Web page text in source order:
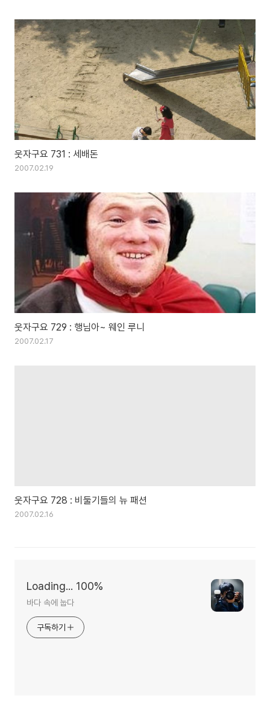
웃자구요 731 : 세배돈
2007.02.19
웃자구요 729 : 행님아~ 웨인 루니
2007.02.17
웃자구요 728 : 비둘기들의 뉴 패션
2007.02.16
Loading... 100%
바다 속에 눕다
구독하기